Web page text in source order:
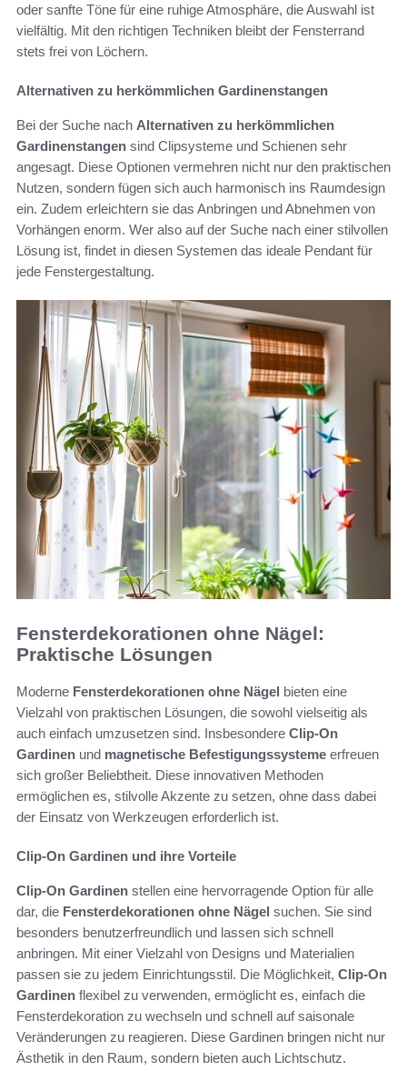
oder sanfte Töne für eine ruhige Atmosphäre, die Auswahl ist
vielfältig. Mit den richtigen Techniken bleibt der Fensterrand
stets frei von Löchern.
Alternativen zu herkömmlichen Gardinenstangen
Bei der Suche nach Alternativen zu herkömmlichen
Gardinenstangen sind Clipsysteme und Schienen sehr
angesagt. Diese Optionen vermehren nicht nur den praktischen
Nutzen, sondern fügen sich auch harmonisch ins Raumdesign
ein. Zudem erleichtern sie das Anbringen und Abnehmen von
Vorhängen enorm. Wer also auf der Suche nach einer stilvollen
Lösung ist, findet in diesen Systemen das ideale Pendant für
jede Fenstergestaltung.
Fensterdekorationen ohne Nägel:
Praktische Lösungen
Moderne Fensterdekorationen ohne Nägel bieten eine
Vielzahl von praktischen Lösungen, die sowohl vielseitig als
auch einfach umzusetzen sind. Insbesondere Clip-On
Gardinen und magnetische Befestigungssysteme erfreuen
sich großer Beliebtheit. Diese innovativen Methoden
ermöglichen es, stilvolle Akzente zu setzen, ohne dass dabei
der Einsatz von Werkzeugen erforderlich ist.
Clip-On Gardinen und ihre Vorteile
Clip-On Gardinen stellen eine hervorragende Option für alle
dar, die Fensterdekorationen ohne Nägel suchen. Sie sind
besonders benutzerfreundlich und lassen sich schnell
anbringen. Mit einer Vielzahl von Designs und Materialien
passen sie zu jedem Einrichtungsstil. Die Möglichkeit, Clip-On
Gardinen flexibel zu verwenden, ermöglicht es, einfach die
Fensterdekoration zu wechseln und schnell auf saisonale
Veränderungen zu reagieren. Diese Gardinen bringen nicht nur
Ästhetik in den Raum, sondern bieten auch Lichtschutz.